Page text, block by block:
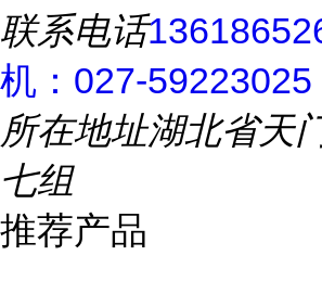
联系电话
机：027-59223025
所在地址湖北省天
七组
推荐产品